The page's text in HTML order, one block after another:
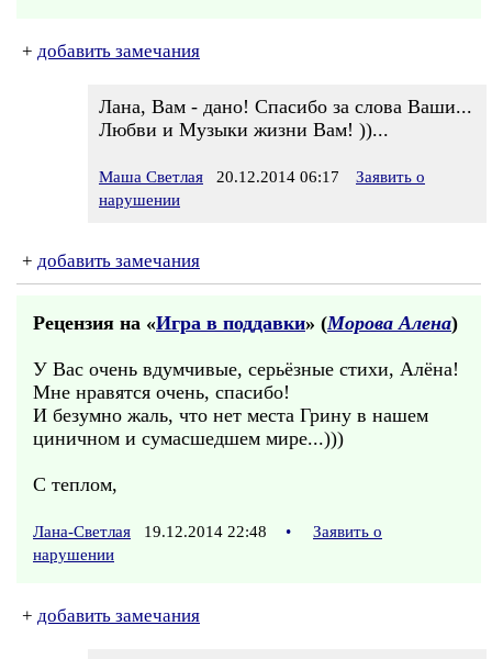
+ добавить замечания
Лана, Вам - дано! Спасибо за слова Ваши...
Любви и Музыки жизни Вам! ))...
Маша Светлая 20.12.2014 06:17
Заявить о
нарушении
+ добавить замечания
Рецензия на «Игра в поддавки» (Морова Алена)
У Вас очень вдумчивые, серьёзные стихи, Алёна!
Мне нравятся очень, спасибо!
И безумно жаль, что нет места Грину в нашем
циничном и сумасшедшем мире...)))
С теплом,
Лана-Светлая 19.12.2014 22:48 •
Заявить о
нарушении
+ добавить замечания